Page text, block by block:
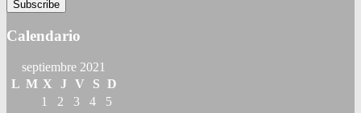
Calendario
septiembre 2021
L M X J V S D
1
2 3 4
5